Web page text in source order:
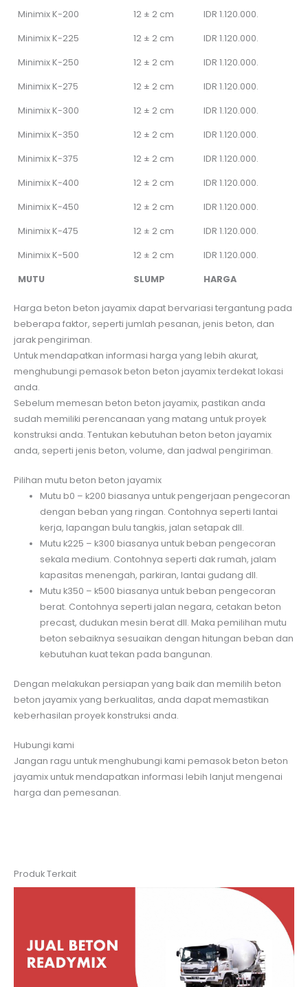
Minimix K-200 12 ± 2 cm IDR 1.120.000.
Minimix K-225 12 ± 2 cm IDR 1.120.000.
Minimix K-250 12 ± 2 cm IDR 1.120.000.
Minimix K-275 12 ± 2 cm IDR 1.120.000.
Minimix K-300 12 ± 2 cm IDR 1.120.000.
Minimix K-350 12 ± 2 cm IDR 1.120.000.
Minimix K-375 12 ± 2 cm IDR 1.120.000.
Minimix K-400 12 ± 2 cm IDR 1.120.000.
Minimix K-450 12 ± 2 cm IDR 1.120.000.
Minimix K-475 12 ± 2 cm IDR 1.120.000.
Minimix K-500 12 ± 2 cm IDR 1.120.000.
MUTU SLUMP HARGA
Harga beton beton jayamix dapat bervariasi tergantung pada
beberapa faktor, seperti jumlah pesanan, jenis beton, dan
jarak pengiriman.
Untuk mendapatkan informasi harga yang lebih akurat,
menghubungi pemasok beton beton jayamix terdekat lokasi
anda.
Sebelum memesan beton beton jayamix, pastikan anda
sudah memiliki perencanaan yang matang untuk proyek
konstruksi anda. Tentukan kebutuhan beton beton jayamix
anda, seperti jenis beton, volume, dan jadwal pengiriman.
Pilihan mutu beton beton jayamix
Mutu b0 – k200 biasanya untuk pengerjaan pengecoran
dengan beban yang ringan. Contohnya seperti lantai
kerja, lapangan bulu tangkis, jalan setapak dll.
Mutu k225 – k300 biasanya untuk beban pengecoran
sekala medium. Contohnya seperti dak rumah, jalam
kapasitas menengah, parkiran, lantai gudang dll.
Mutu k350 – k500 biasanya untuk beban pengecoran
berat. Contohnya seperti jalan negara, cetakan beton
precast, dudukan mesin berat dll. Maka pemilihan mutu
beton sebaiknya sesuaikan dengan hitungan beban dan
kebutuhan kuat tekan pada bangunan.
Dengan melakukan persiapan yang baik dan memilih beton
beton jayamix yang berkualitas, anda dapat memastikan
keberhasilan proyek konstruksi anda.
Hubungi kami
Jangan ragu untuk menghubungi kami pemasok beton beton
jayamix untuk mendapatkan informasi lebih lanjut mengenai
harga dan pemesanan.
Produk Terkait